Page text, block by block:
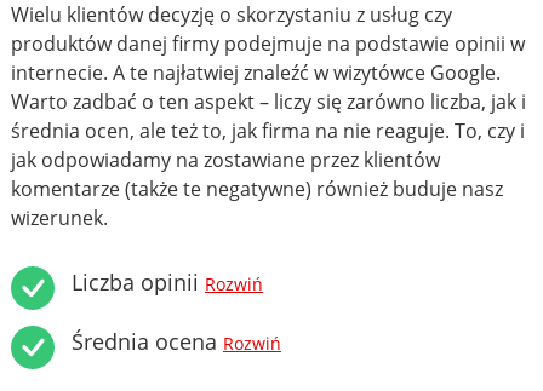
Wielu klientów decyzję o skorzystaniu z usług czy
produktów danej firmy podejmuje na podstawie opinii w
internecie. A te najłatwiej znaleźć w wizytówce Google.
Warto zadbać o ten aspekt – liczy się zarówno liczba, jak i
średnia ocen, ale też to, jak firma na nie reaguje. To, czy i
jak odpowiadamy na zostawiane przez klientów
komentarze (także te negatywne) również buduje nasz
wizerunek.
Liczba opinii Rozwiń
Średnia ocena Rozwiń